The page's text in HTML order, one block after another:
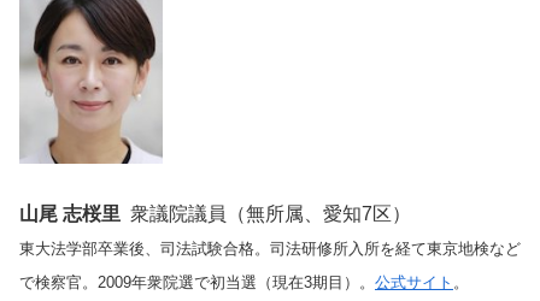
山尾 志桜里 衆議院議員（無所属、愛知7区）
東大法学部卒業後、司法試験合格。司法研修所入所を経て東京地検など
で検察官。2009年衆院選で初当選（現在3期目）。 公式サイト 。